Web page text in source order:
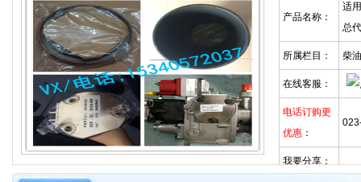
产品名称：
适
总
所属栏目： 柴
在线客服：
电话订购更
优惠 ：
我要分享：